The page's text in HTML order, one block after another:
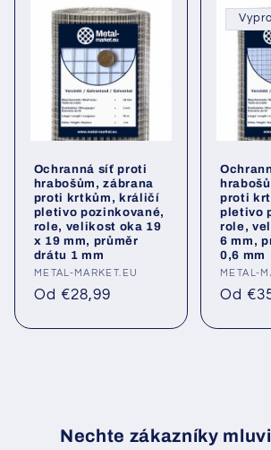
Ochranná síť proti
hrabošům, zábrana
proti krtkům, králičí
pletivo pozinkované,
role, velikost oka 19
x 19 mm, průměr
drátu 1 mm
Poskytovatel:
METAL-MARKET.EU
Běžná
Od €28,99
proti
pletivo
role,
6 mm,
0,6 mm
METAL-
Běžná
Od
Nechte zákazníky